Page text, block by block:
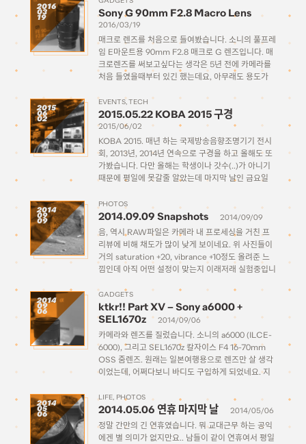
2016
03
19 Sony G 90mm F2.8 Macro Lens
2016/03/19
매크로 렌즈를 처음으로 들여봤습니다. 소니의 풀프레
임 E마운트용 90mm F2.8 매크로 G 렌즈입니다. 매
크로렌즈를 써보고싶다는 생각은 5년 전에 카메라를
처음 들였을때부터 있긴 했는데요, 아무래도 용도가
서 (돈이 없기도 했고..) 단념하고 있었습니다. 그런데
최근에 피규어 사진 […]
2015
06
02
EVENTS TECH
2015.05.22 KOBA 2015 구경
2015/06/02
KOBA 2015. 매년 하는 국제방송음향조명기기 전시
회, 2013년, 2014년 연속으로 구경을 하고 올해도 또
가봤습니다. 다만 올해는 학생이나 갓수(..)가 아니기
때문에 평일에 못갈줄 알았는데 마지막 날인 금요일
잠깐 가서 구경할 수 있었습니다. 사실 […]
2014
09
09
PHOTOS
2014.09.09 Snapshots
2014/09/09
음, 역시 RAW파일은 카메라 내 프로세싱을 거친 프
리뷰에 비해 채도가 많이 낮게 보이네요. 위 사진들이
거의 saturation +20, vibrance +10정도 올려준 느
낌인데 아직 어떤 설정이 맞는지 이래저래 실험중입니
2014
09
06
GADGETS
ktkr!! Part XV – Sony a6000 +
SEL1670z
2014/09/06
카메라와 렌즈를 질렀습니다. 소니의 a6000 (ILCE-
6000), 그리고 SEL1670z 칼자이스 F4 16-70mm
OSS 줌렌즈. 원래는 일본여행용으로 렌즈만 살 생각
이었는데, 어쩌다보니 바디도 구입하게 되었네요. 지
을 싸게 구할수 있다는 말을 듣고 넥6을 팔고 업그레
이드할 생각으로 지르게 되었습니다. […]
2014
05
06
LIFE PHOTOS
2014.05.06 연휴 마지막 날
2014/05/06
정말 간만의 긴 연휴였습니다. 뭐 교대근무 하는 공익
에겐 별 의미가 없지만요.. 남들이 같이 연휴여서 평일